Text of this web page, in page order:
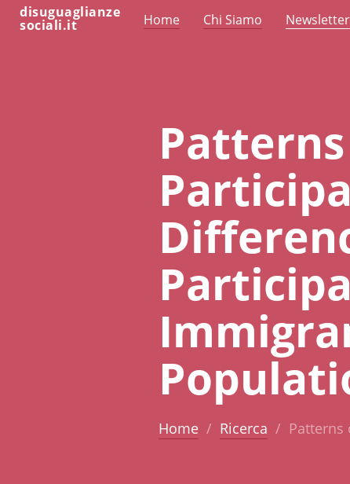
disuguaglianze
sociali.it Home Chi Siamo Newsletter
Home Ricerca